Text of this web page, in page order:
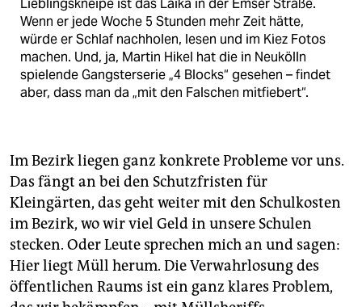
Wenn er jede Woche 5 Stunden mehr Zeit hätte,
würde er Schlaf nachholen, lesen und im Kiez Fotos
machen. Und, ja, Martin Hikel hat die in Neukölln
spielende Gangsterserie „4 Blocks“ gesehen – findet
aber, dass man da „mit den Falschen mitfiebert“.
Im Bezirk liegen ganz konkrete Probleme vor uns.
Das fängt an bei den Schutzfristen für
Kleingärten, das geht weiter mit den Schulkosten
im Bezirk, wo wir viel Geld in unsere Schulen
stecken. Oder Leute sprechen mich an und sagen:
Hier liegt Müll herum. Die Verwahrlosung des
öffentlichen Raums ist ein ganz klares Problem,